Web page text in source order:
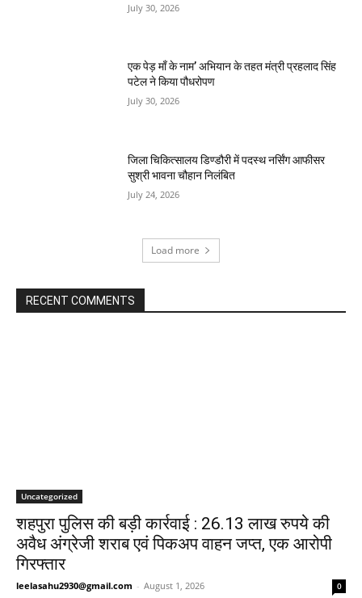
July 30, 2026
एक पेड़ माँ के नाम’ अभियान के तहत मंत्री प्रहलाद सिंह
पटेल ने किया पौधरोपण
July 30, 2026
जिला चिकित्सालय डिण्डौरी में पदस्थ नर्सिंग आफीसर
सुश्री भावना चौहान निलंबित
July 24, 2026
Load more
RECENT COMMENTS
Uncategorized
शहपुरा पुलिस की बड़ी कार्रवाई : 26.13 लाख रुपये की
अवैध अंग्रेजी शराब एवं पिकअप वाहन जप्त, एक आरोपी
गिरफ्तार
leelasahu2930@gmail.com - August 1, 2026 0